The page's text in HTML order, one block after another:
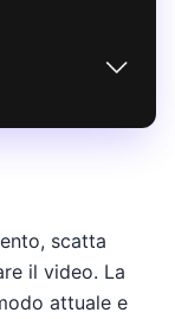
scatta
il video. La
attuale e